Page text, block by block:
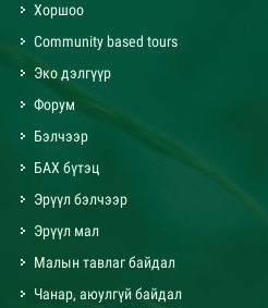
Хоршоо
Community based tours
Эко дэлгүүр
Форум
Бэлчээр
БАХ бүтэц
Эрүүл бэлчээр
Эрүүл мал
Малын тавлаг байдал
Чанар, аюулгүй байдал